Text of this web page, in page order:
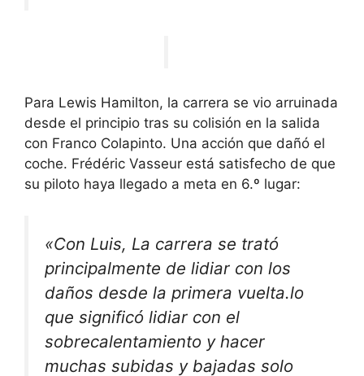
Para Lewis Hamilton, la carrera se vio arruinada
desde el principio tras su colisión en la salida
con Franco Colapinto. Una acción que dañó el
coche. Frédéric Vasseur está satisfecho de que
su piloto haya llegado a meta en 6.º lugar:
«Con Luis, La carrera se trató
principalmente de lidiar con los
daños desde la primera vuelta.lo
que significó lidiar con el
sobrecalentamiento y hacer
muchas subidas y bajadas solo